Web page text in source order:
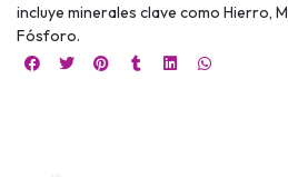
incluye minerales clave como Hierro,
Fósforo.